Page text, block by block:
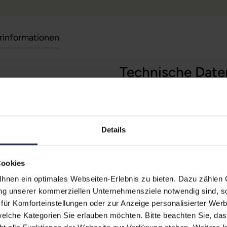
Details
ein optimales Webseiten-Erlebnis zu bieten. Dazu zählen
unserer kommerziellen Unternehmensziele notwendig sind,
Komforteinstellungen oder zur Anzeige personalisierter
Kategorien Sie erlauben möchten. Bitte beachten Sie,
Aufkleber befindet sich
auf
liegt im Normalfall
übernehmen.
Technische
Grading: Gut
Displayart:
Prozessor:
CPU Generation: 11